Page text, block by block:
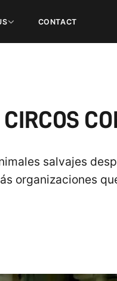
CONTACT
salvajes
organizaciones